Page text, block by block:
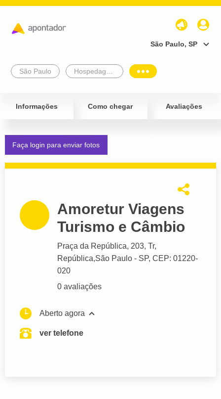
São Paulo, SP
São Paulo
Informações Como chegar Avaliações
Faça login para enviar fotos
Amoretur Viagens
Turismo e Câmbio
Praça da República, 203, Tr,
República,São Paulo - SP, CEP: 01220-
020
0 avaliações
Aberto agora
ver telefone